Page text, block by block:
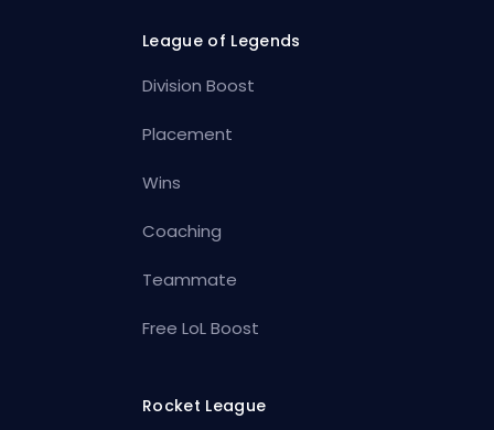
League of Legends
Division Boost
Placement
Wins
Coaching
Teammate
Free LoL Boost
Rocket League